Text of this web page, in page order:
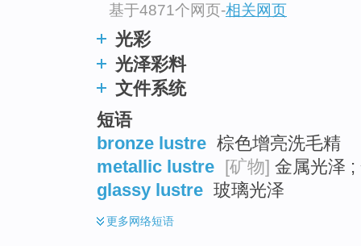
基于4871个网页-相关网页
光彩
光泽彩料
文件系统
短语
bronze lustre 棕色增亮洗毛精
metallic lustre [矿物] 金属光泽 ;
glassy lustre 玻璃光泽
更多网络短语